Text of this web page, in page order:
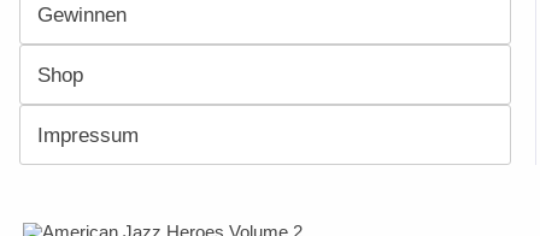
Gewinnen
Shop
Impressum